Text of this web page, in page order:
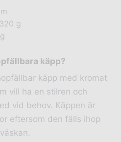
g
käpp?
käpp med kromat
vill ha en stilren och
vid behov. Käppen är
eftersom den fälls ihop